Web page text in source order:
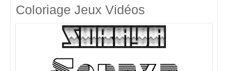
Coloriage Jeux Vidéos